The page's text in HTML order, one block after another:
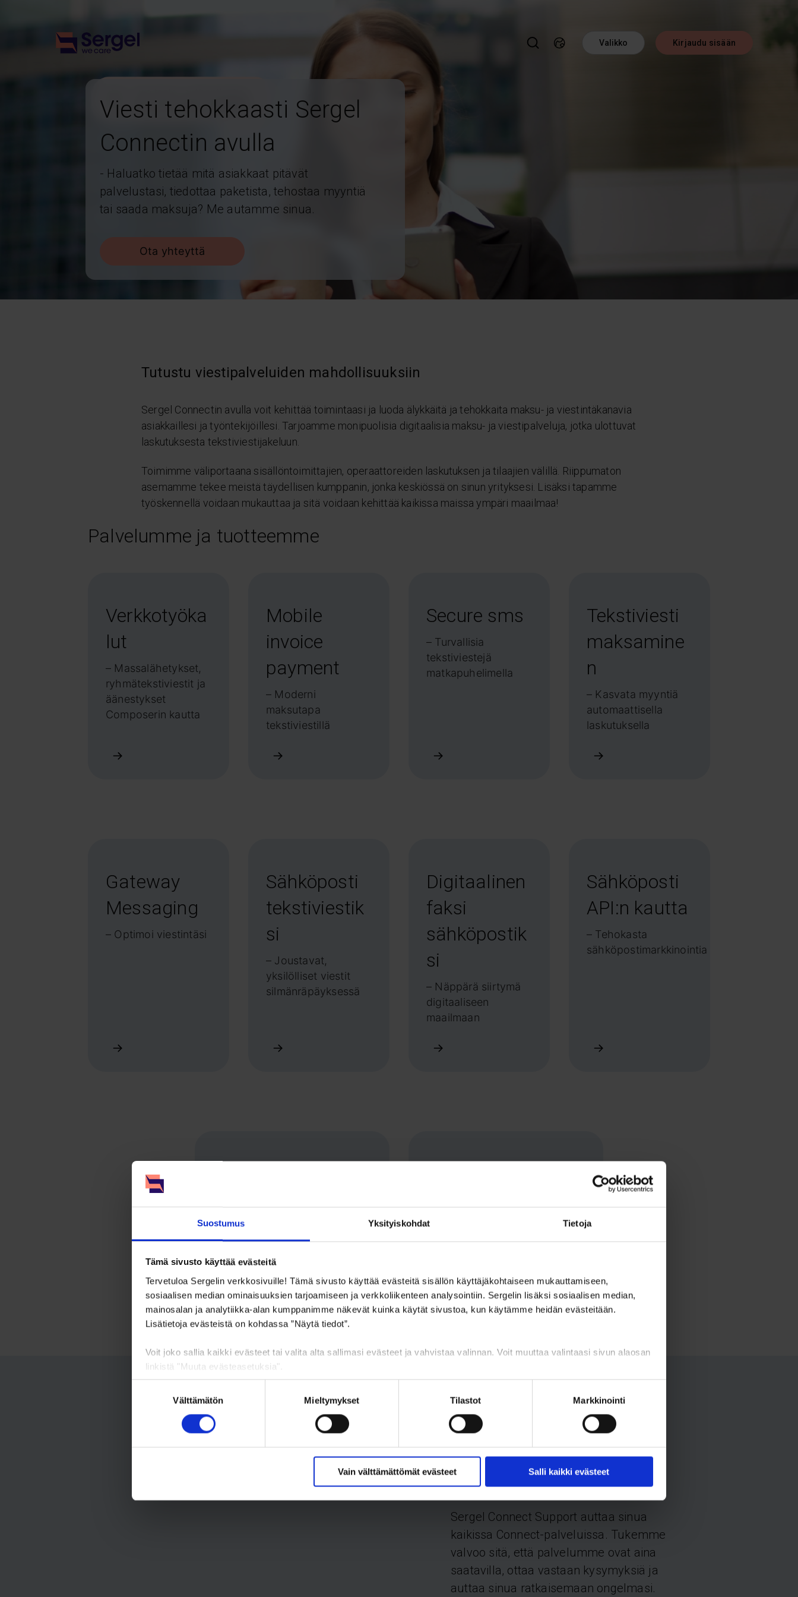
Suostumus Yksityiskohdat Tietoja
Tämä sivusto käyttää evästeitä
Tervetuloa Sergelin verkkosivuille! Tämä sivusto käyttää evästeitä sisällön käyttäjäkohtaiseen mukauttamiseen,
sosiaalisen median ominaisuuksien tarjoamiseen ja verkkoliikenteen analysointiin. Sergelin lisäksi sosiaalisen median,
mainosalan ja analytiikka-alan kumppanimme näkevät kuinka käytät sivustoa, kun käytämme heidän evästeitään.
Lisätietoja evästeistä on kohdassa ”Näytä tiedot”.
Voit joko sallia kaikki evästeet tai valita alta sallimasi evästeet ja vahvistaa valinnan. Voit muuttaa valintaasi sivun alaosan
linkistä "Muuta evästeasetuksia".
Välttämätön Mieltymykset Tilastot Markkinointi
Vain välttämättömät evästeet Salli kaikki evästeet
Valikko Kirjaudu sisään
Viesti tehokkaasti Sergel
Connectin avulla
- Haluatko tietää mitä asiakkaat pitävät
palvelustasi, tiedottaa paketista, tehostaa myyntiä
tai saada maksuja? Me autamme sinua.
Ota yhteyttä
Tutustu viestipalveluiden mahdollisuuksiin
Sergel Connectin avulla voit kehittää toimintaasi ja luoda älykkäitä ja tehokkaita maksu- ja viestintäkanavia
asiakkaillesi ja työntekijöillesi. Tarjoamme monipuolisia digitaalisia maksu- ja viestipalveluja, jotka ulottuvat
laskutuksesta tekstiviestijakeluun.
Toimimme väliportaana sisällöntoimittajien, operaattoreiden laskutuksen ja tilaajien välillä. Riippumaton
asemamme tekee meistä täydellisen kumppanin, jonka keskiössä on sinun yrityksesi. Lisäksi tapamme
työskennellä voidaan mukauttaa ja sitä voidaan kehittää kaikissa maissa ympäri maailmaa!
Palvelumme ja tuotteemme
Verkkotyöka
lut
– Massalähetykset,
ryhmätekstiviestit ja
äänestykset
Composerin kautta
Mobile
invoice
payment
– Moderni
maksutapa
tekstiviestillä
Secure sms
– Turvallisia
tekstiviestejä
matkapuhelimella
Tekstiviesti
maksamine
n
– Kasvata myyntiä
automaattisella
laskutuksella
Gateway
Messaging
– Optimoi viestintäsi
Sähköposti
tekstiviestik
si
– Joustavat,
yksilölliset viestit
silmänräpäyksessä
Digitaalinen
faksi
sähköpostik
si
– Näppärä siirtymä
digitaaliseen
maailmaan
Sähköposti
API:n kautta
– Tehokasta
sähköpostimarkkinointia
– Suojaa brändisi
mobiiliviestinnässä
Sergel Connect
Support
Sergel Connect Support auttaa sinua
kaikissa Connect-palveluissa. Tukemme
valvoo sitä, että palvelumme ovat aina
saatavilla, ottaa vastaan kysymyksiä ja
auttaa sinua ratkaisemaan ongelmasi.